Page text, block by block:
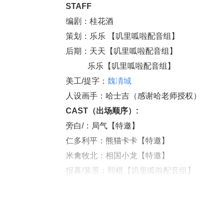
STAFF
编剧：桂花酒
策划：乐乐 【叽里呱啦配音组】
后期：天天【叽里呱啦配音组】
乐乐【叽里呱啦配音组】
美工/提字： 魏凊城
人设画手：哈士吉（感谢哈老师授权）
CAST （出场顺序） :
旁白/：局气【特邀】
仁多利平：熊猫卡卡【特邀】
米禽牧北：相国小龙【特邀】
报幕/ 裴景：熙棋【叽里呱啦配音组】